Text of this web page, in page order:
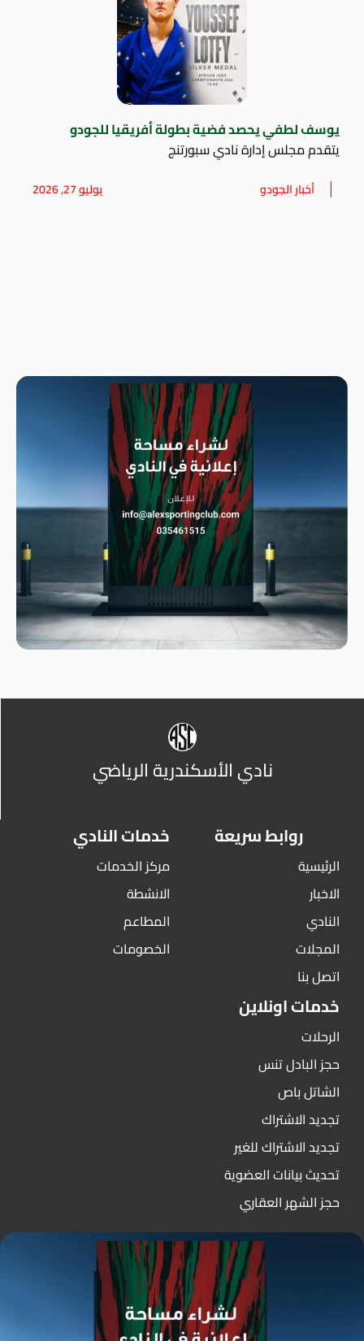
يوسف لطفي يحصد فضية بطولة أفريقيا للجودو
يتقدم مجلس إدارة نادي سبورتنج
أخبار الجودو يوليو 27, 2026
نادي الأسكندرية الرياضي
روابط سريعة
الرئيسية
الاخبار
النادي
المجلات
اتصل بنا
خدمات النادي
مركز الخدمات
الانشطة
المطاعم
الخصومات
خدمات اونلاين
الرحلات
حجز البادل تنس
الشاتل باص
تجديد الاشتراك
تجديد الاشتراك للغير
تحديث بيانات العضوية
حجز الشهر العقاري